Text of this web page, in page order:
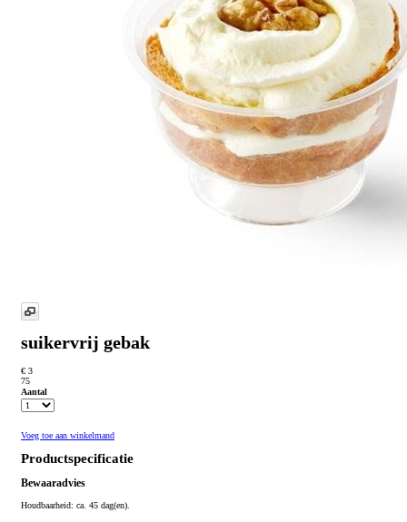
suikervrij gebak
€ 3
75
Aantal
Voeg toe aan winkelmand
Productspecificatie
Bewaaradvies
Houdbaarheid: ca. 45 dag(en).